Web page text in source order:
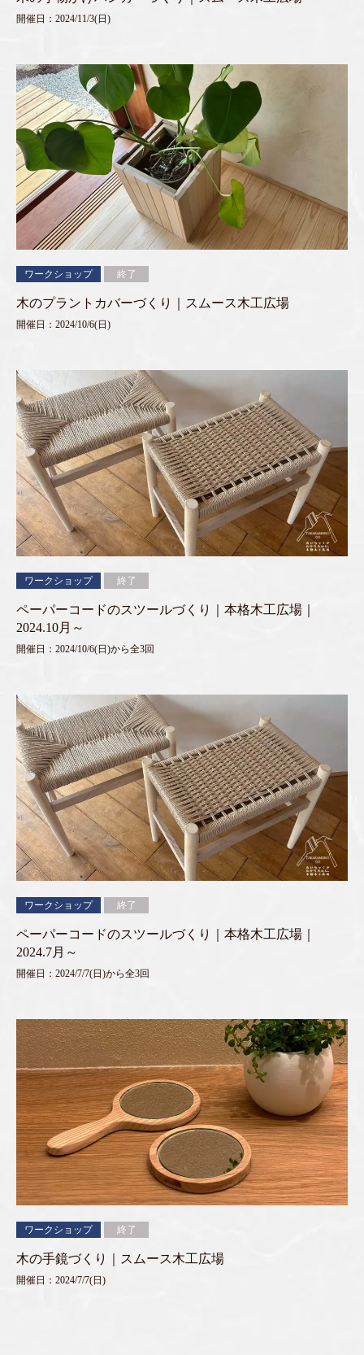
開催日：2024/11/3(日)
木のプラントカバーづくり｜スムース木工広場
ワークショップ 終了
開催日：2024/10/6(日)
ペーパーコードのスツールづくり｜本格木工広場｜
2024.10月～
ワークショップ 終了
開催日：2024/10/6(日)から全3回
ペーパーコードのスツールづくり｜本格木工広場｜
2024.7月～
ワークショップ 終了
開催日：2024/7/7(日)から全3回
木の手鏡づくり｜スムース木工広場
ワークショップ 終了
開催日：2024/7/7(日)